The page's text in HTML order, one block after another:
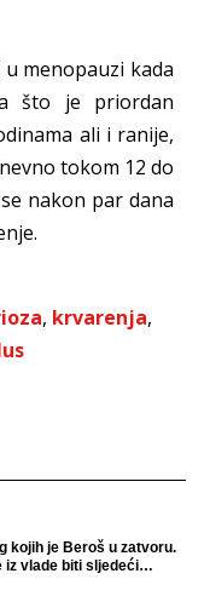
menopauzi kada
što je priordan
ali i ranije,
tokom 12 do
nakon par dana
, krvarenja,
kojih je Beroš u zatvoru.
iz vlade biti sljedeći